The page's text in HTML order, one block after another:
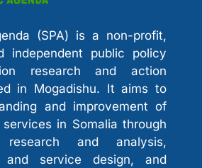
(SPA) is a non-profit,
independent public policy
research and action
in Mogadishu. It aims to
and improvement of
in Somalia through
research and analysis,
and service design, and